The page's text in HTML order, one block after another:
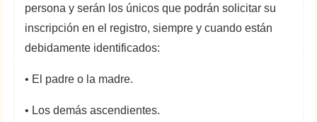
persona y serán los únicos que podrán solicitar su
inscripción en el registro, siempre y cuando están
debidamente identificados:
• El padre o la madre.
• Los demás ascendientes.